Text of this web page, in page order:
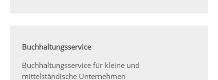
Buchhaltungsservice
Buchhaltungsservice für kleine und
mittelständische Unternehmen